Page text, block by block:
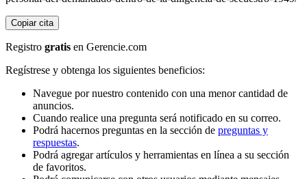
Copiar cita
Registro gratis en Gerencie.com
Regístrese y obtenga los siguientes beneficios:
Navegue por nuestro contenido con una menor cantidad de
anuncios.
Cuando realice una pregunta será notificado en su correo.
Podrá hacernos preguntas en la sección de preguntas y
respuestas.
Podrá agregar artículos y herramientas en línea a su sección
de favoritos.